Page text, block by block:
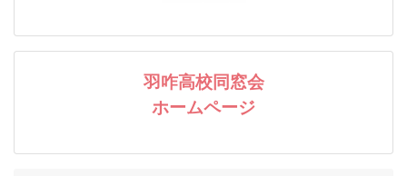
羽咋高校同窓会
ホームページ